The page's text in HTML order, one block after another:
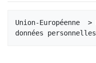
Union-Européenne  >